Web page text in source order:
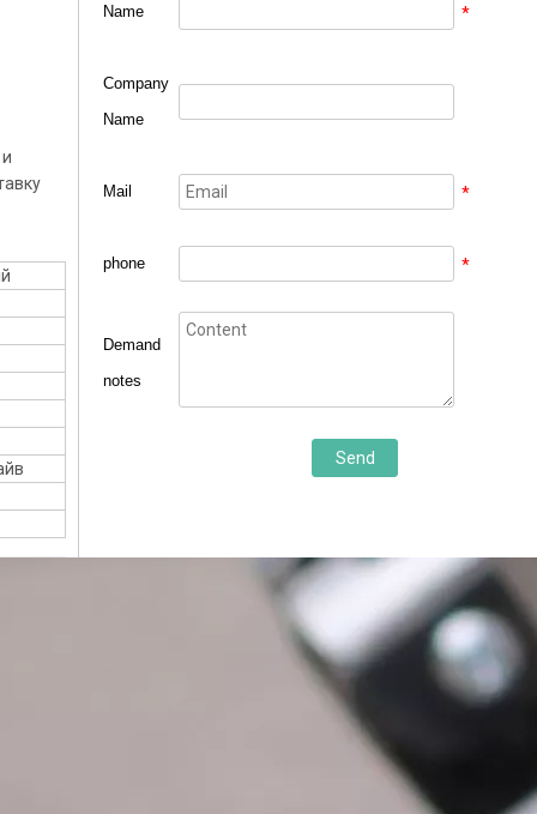
Name *
Company
Name
Mail *
phone *
Demand
notes
Send